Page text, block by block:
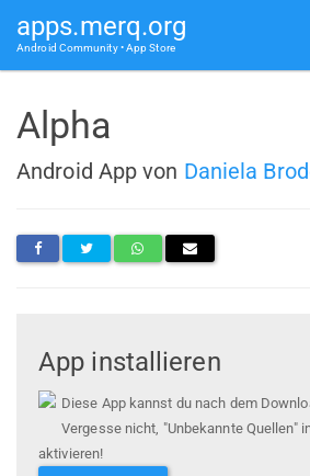
apps.merq.org
Android Community • App Store
Alpha
Android App von Daniela
App installieren
Diese App kannst du nach dem
Vergesse nicht, "Unbekannte Quellen"
aktivieren!